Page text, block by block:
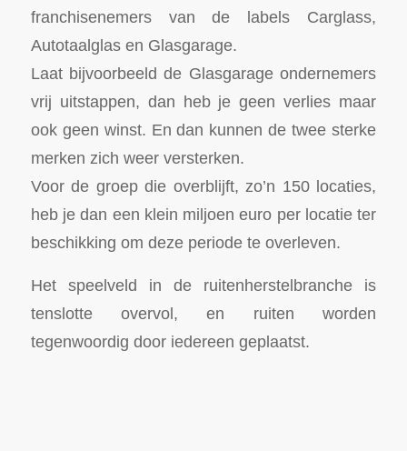
franchisenemers van de labels Carglass,
Autotaalglas en Glasgarage.
Laat bijvoorbeeld de Glasgarage ondernemers
vrij uitstappen, dan heb je geen verlies maar
ook geen winst. En dan kunnen de twee sterke
merken zich weer versterken.
Voor de groep die overblijft, zo’n 150 locaties,
heb je dan een klein miljoen euro per locatie ter
beschikking om deze periode te overleven.
Het speelveld in de ruitenherstelbranche is
tenslotte overvol, en ruiten worden
tegenwoordig door iedereen geplaatst.